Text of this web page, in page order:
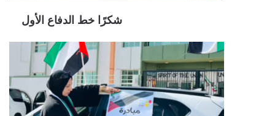
شكرًا خط الدفاع الأول